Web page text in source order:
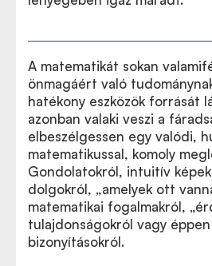
A matematikát sokan
önmagáért való
hatékony eszközök forrását
azonban valaki veszi a
elbeszélgessen egy valódi,
matematikussal, komoly
Gondolatokról, intuitív
dolgokról, „amelyek ott
matematikai fogalmakról, „
tulajdonságokról vagy éppen
bizonyításokról.